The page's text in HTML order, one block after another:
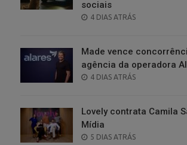
sociais
POSTED
4 DIAS ATRÁS
Made vence
agência da operadora
POSTED
4 DIAS ATRÁS
Lovely contrata Camila
Mídia
POSTED
5 DIAS ATRÁS